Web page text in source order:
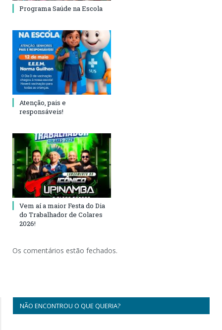
Programa Saúde na Escola
Atenção, pais e
responsáveis!
Vem aí a maior Festa do Dia
do Trabalhador de Colares
2026!
Os comentários estão fechados.
NÃO ENCONTROU O QUE QUERIA?